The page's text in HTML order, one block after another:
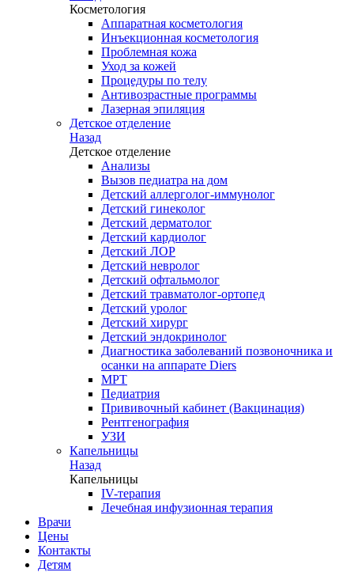
Косметология
Аппаратная косметология
Инъекционная косметология
Проблемная кожа
Уход за кожей
Процедуры по телу
Антивозрастные программы
Лазерная эпиляция
Детское отделение
Назад
Детское отделение
Анализы
Вызов педиатра на дом
Детский аллерголог-иммунолог
Детский гинеколог
Детский дерматолог
Детский кардиолог
Детский ЛОР
Детский невролог
Детский офтальмолог
Детский травматолог-ортопед
Детский уролог
Детский хирург
Детский эндокринолог
Диагностика заболеваний позвоночника и
осанки на аппарате Diers
МРТ
Педиатрия
Прививочный кабинет (Вакцинация)
Рентгенография
УЗИ
Капельницы
Назад
Капельницы
IV-терапия
Лечебная инфузионная терапия
Врачи
Цены
Контакты
Детям